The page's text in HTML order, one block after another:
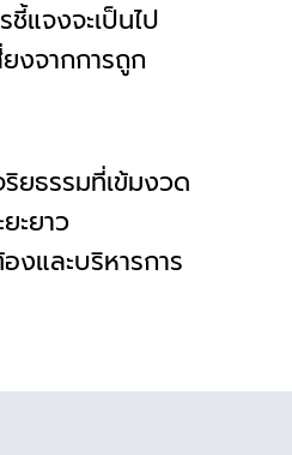
แจงจะเป็นไป
งจากการถูก
ยธรรมที่เข้มงวด
ะยาว
และบริหารการ